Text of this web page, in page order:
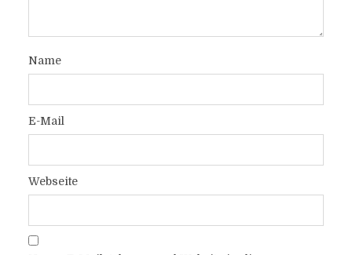
Name
E-Mail
Webseite